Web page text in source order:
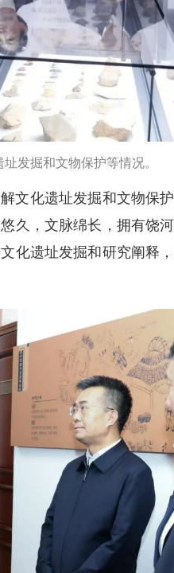
发掘和文物保护等情况。
文化遗址发掘和文物保
久，文脉绵长，拥有饶
化遗址发掘和研究阐释